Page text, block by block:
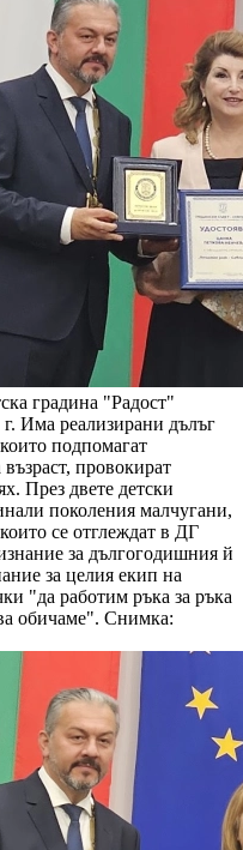
градина "Радост"
Има реализирани дълъг
подпомагат
провокират
През двете детски
поколения малчугани,
се отглеждат в ДГ
за дългогодишния й
за целия екип на
"да работим ръка за ръка
обичаме". Снимка: